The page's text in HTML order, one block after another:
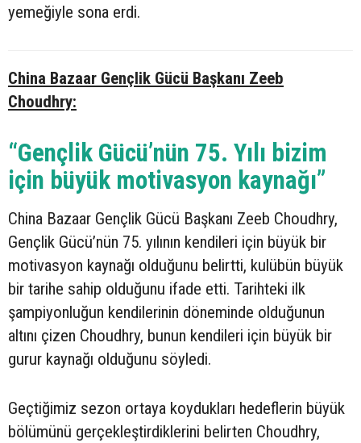
yemeğiyle sona erdi.
China Bazaar Gençlik Gücü Başkanı Zeeb
Choudhry:
“Gençlik Gücü’nün 75. Yılı bizim
için büyük motivasyon kaynağı”
China Bazaar Gençlik Gücü Başkanı Zeeb Choudhry,
Gençlik Gücü’nün 75. yılının kendileri için büyük bir
motivasyon kaynağı olduğunu belirtti, kulübün büyük
bir tarihe sahip olduğunu ifade etti. Tarihteki ilk
şampiyonluğun kendilerinin döneminde olduğunun
altını çizen Choudhry, bunun kendileri için büyük bir
gurur kaynağı olduğunu söyledi.
Geçtiğimiz sezon ortaya koydukları hedeflerin büyük
bölümünü gerçekleştirdiklerini belirten Choudhry,